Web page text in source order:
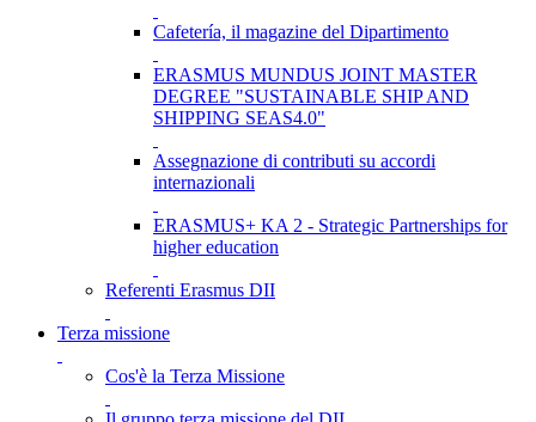
Cafetería, il magazine del Dipartimento
ERASMUS MUNDUS JOINT MASTER
DEGREE "SUSTAINABLE SHIP AND
SHIPPING SEAS4.0"
Assegnazione di contributi su accordi
internazionali
ERASMUS+ KA 2 - Strategic Partnerships for
higher education
Referenti Erasmus DII
Terza missione
Cos'è la Terza Missione